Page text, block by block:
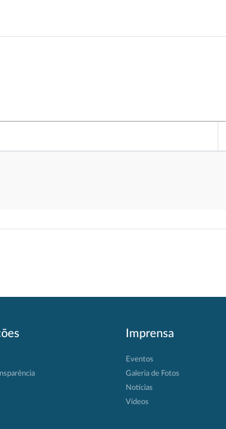
Imprensa
Eventos
Galeria de Fotos
Notícias
Vídeos